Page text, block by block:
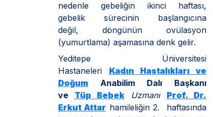
nedenle gebeliğin ikinci haftası,
gebelik sürecinin başlangıcına
değil, döngünün ovülasyon
(yumurtlama) aşamasına denk gelir.
Yeditepe Üniversitesi
Hastaneleri Kadın Hastalıkları ve
Doğum Anabilim Dalı Başkanı
ve Tüp Bebek Uzmanı Prof. Dr.
Erkut Attar hamileliğin 2. haftasında